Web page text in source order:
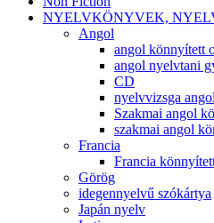
NYELVKÖNYVEK,
Angol
angol könnyített
angol nyelvtani
CD
nyelvvizsga angol
Szakmai angol
szakmai angol
Francia
Francia
Görög
idegennyelvű szókártya
Japán nyelv